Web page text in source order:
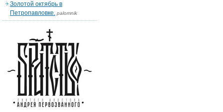
Золотой октябрь в
Петропавловке. palomnik